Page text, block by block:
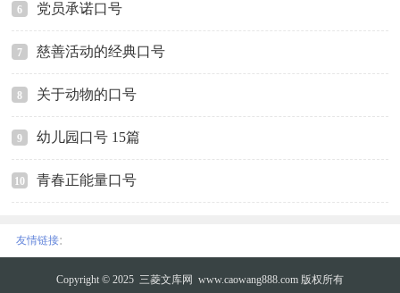
6 党员承诺口号
7 慈善活动的经典口号
8 关于动物的口号
9 幼儿园口号 15篇
10 青春正能量口号
友情链接:
Copyright © 2025 三菱文库网 www.caowang888.com 版权所有